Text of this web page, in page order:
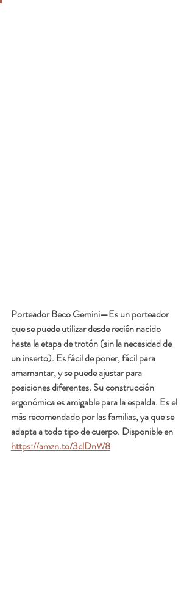
Porteador Beco Gemini—Es un porteador
que se puede utilizar desde recién nacido
hasta la etapa de trotón (sin la necesidad de
un inserto). Es fácil de poner, fácil para
amamantar, y se puede ajustar para
posiciones diferentes. Su construcción
ergonómica es amigable para la espalda. Es el
más recomendado por las familias, ya que se
adapta a todo tipo de cuerpo. Disponible en
https://amzn.to/3clDnW8